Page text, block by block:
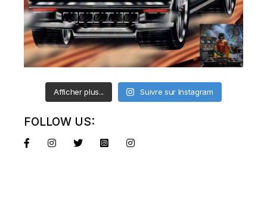
Afficher plus... Suivre sur Instagram
FOLLOW US: